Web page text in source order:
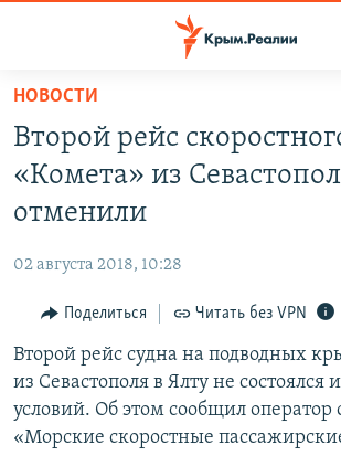
Вернуться
основному
содержанию
главной
навигации
Вернутся
поиску
СПЕЦПРОЕКТЫ
11 ЛЕТ ОККУПАЦИИ КРЫМА. 11 ИСТОРИЙ
ЕЩЕ
ИНТЕРАКТИВ
ИНФОГРАФИКА
ТЕЛЕПРОЕКТ КРЫМ.РЕАЛИИ
СОВЕТЫ ПРАВОЗАЩИТНИКОВ
РАДІО СВОБОДА
КАК ОБОЙТИ БЛОКИРОВКУ
Українською
Qırımtatar
НОВОСТИ
Второй рейс
«Комета» из
отменили
02 августа 2018, 10:28
Поделиться Читать без VPN
Второй рейс судна на подводных
из Севастополя в Ялту не состоялся
условий. Об этом сообщил оператор
«Морские скоростные